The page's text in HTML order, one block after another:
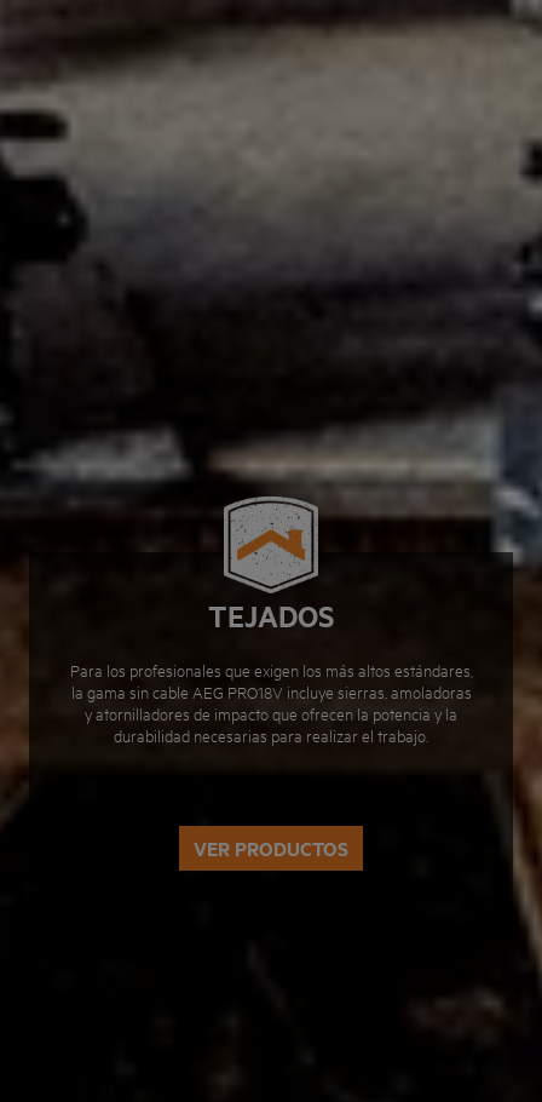
TEJADOS
Para los profesionales que exigen los más altos estándares,
la gama sin cable AEG PRO18V incluye sierras, amoladoras
y atornilladores de impacto que ofrecen la potencia y la
durabilidad necesarias para realizar el trabajo.
VER PRODUCTOS